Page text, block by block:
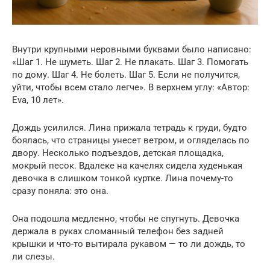
Внутри крупными неровными буквами было написано:
«Шаг 1. Не шуметь. Шаг 2. Не плакать. Шаг 3. Помогать
по дому. Шаг 4. Не болеть. Шаг 5. Если не получится,
уйти, чтобы всем стало легче». В верхнем углу: «Автор:
Eva, 10 лет».
Дождь усилился. Лина прижала тетрадь к груди, будто
боялась, что страницы унесет ветром, и огляделась по
двору. Несколько подъездов, детская площадка,
мокрый песок. Вдалеке на качелях сидела худенькая
девочка в слишком тонкой куртке. Лина почему-то
сразу поняла: это она.
Она подошла медленно, чтобы не спугнуть. Девочка
держала в руках сломанный телефон без задней
крышки и что-то вытирала рукавом — то ли дождь, то
ли слезы.